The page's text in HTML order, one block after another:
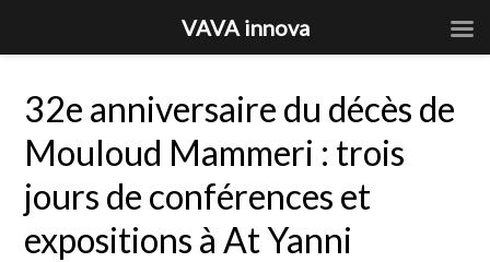
32e anniversaire du décès de
Mouloud Mammeri : trois
jours de conférences et
expositions à At Yanni
VAVA innova